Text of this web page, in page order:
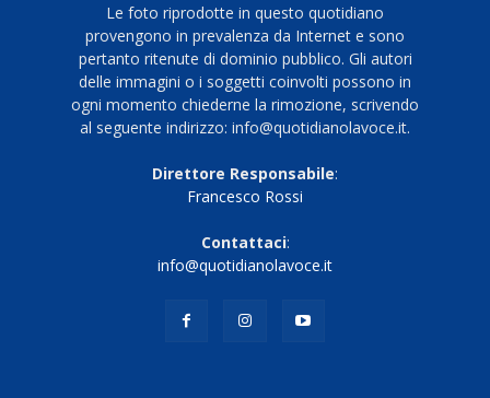
Le foto riprodotte in questo quotidiano
provengono in prevalenza da Internet e sono
pertanto ritenute di dominio pubblico. Gli autori
delle immagini o i soggetti coinvolti possono in
ogni momento chiederne la rimozione, scrivendo
al seguente indirizzo: info@quotidianolavoce.it.
Direttore Responsabile:
Francesco Rossi
Contattaci:
info@quotidianolavoce.it